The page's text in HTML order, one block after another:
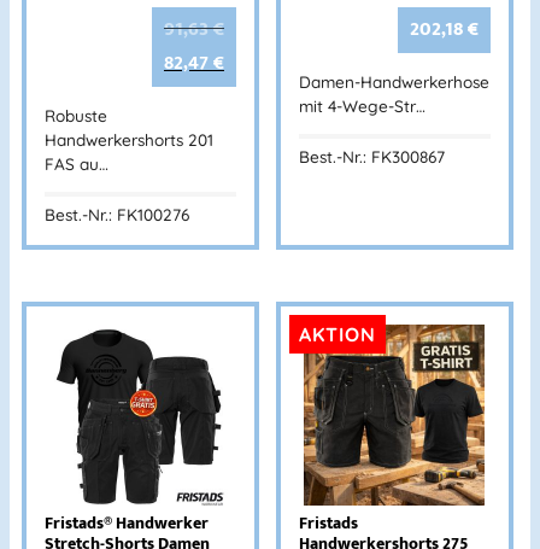
91,63€
82,47€
Robuste
Handwerkershorts 201
FAS au…
Best.-Nr.: FK100276
202,18€
Damen-Handwerkerhose
mit 4-Wege-Str…
Best.-Nr.: FK300867
Fristads® Handwerker
AKTION
Fristads